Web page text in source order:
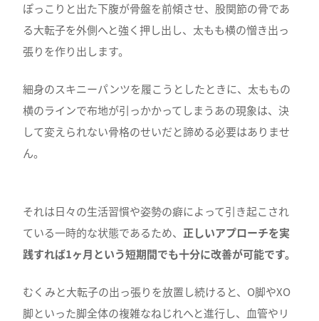
ぽっこりと出た下腹が骨盤を前傾させ、股関節の骨であ
る大転子を外側へと強く押し出し、太もも横の憎き出っ
張りを作り出します。
細身のスキニーパンツを履こうとしたときに、太ももの
横のラインで布地が引っかかってしまうあの現象は、決
して変えられない骨格のせいだと諦める必要はありませ
ん。
それは日々の生活習慣や姿勢の癖によって引き起こされ
ている一時的な状態であるため、正しいアプローチを実
践すれば1ヶ月という短期間でも十分に改善が可能です。
むくみと大転子の出っ張りを放置し続けると、O脚やXO
脚といった脚全体の複雑なねじれへと進行し、血管やリ